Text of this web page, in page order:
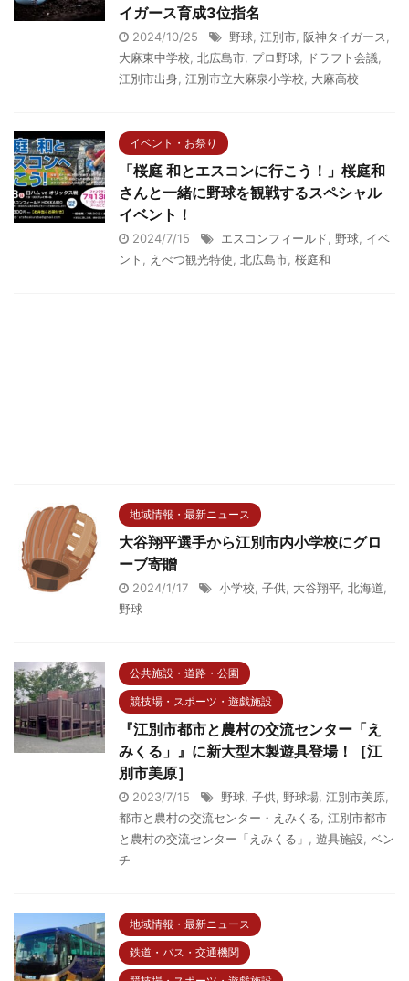
イガース育成3位指名
2024/10/25 野球, 江別市, 阪神タイガース,
大麻東中学校, 北広島市, プロ野球, ドラフト会議,
江別市出身, 江別市立大麻泉小学校, 大麻高校
イベント・お祭り
「桜庭 和とエスコンに行こう！」桜庭和
さんと一緒に野球を観戦するスペシャル
イベント！
2024/7/15 エスコンフィールド, 野球, イベ
ント , えべつ観光特使, 北広島市, 桜庭和
地域情報・最新ニュース
大谷翔平選手から江別市内小学校にグロ
ーブ寄贈
2024/1/17 小学校, 子供, 大谷翔平, 北海道,
野球
公共施設・道路・公園
競技場・スポーツ・遊戯施設
『江別市都市と農村の交流センター「え
みくる」』に新大型木製遊具登場！［江
別市美原］
2023/7/15 野球, 子供, 野球場, 江別市美原,
都市と農村の交流センター・えみくる, 江別市都市
と農村の交流センター「えみくる」 , 遊具施設, ベン
チ
地域情報・最新ニュース
鉄道・バス・交通機関